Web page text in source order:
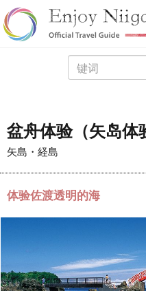
盆舟体验（矢岛体
矢島・経島
体验佐渡透明的海